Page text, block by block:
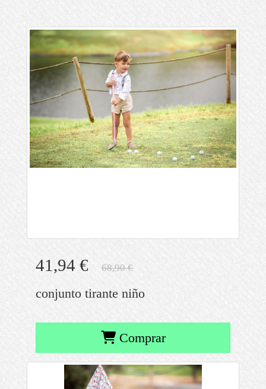
41,94 € 68,90 €
conjunto tirante niño
Comprar